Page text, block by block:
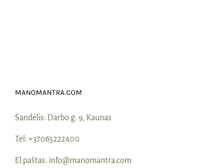
MANOMANTRA.COM
Sandėlis: Darbo g. 9, Kaunas
Tel: +37065222400
El.paštas: info@manomantra.com